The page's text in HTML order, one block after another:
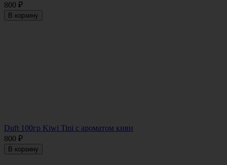
800 ₽
В корзину
Duft 100гр Kiwi Tini с ароматом киви
800 ₽
В корзину